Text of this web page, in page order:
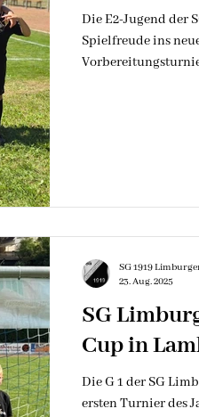
Die E2-Jugend der
Spielfreude ins
SG
Cup in
Die G 1 der SG
ersten Turnier des
SG 1919
23. Aug. 2025